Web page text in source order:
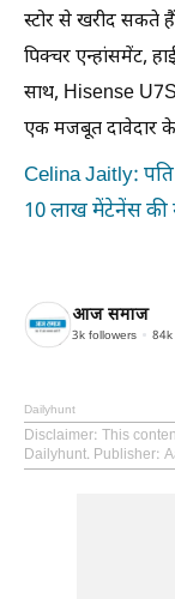
स्टोर से खरीद सकते
पिक्चर एन्हांसमेंट,
साथ, Hisense
एक मजबूत दावेदार के
Celina Jaitly:
10 लाख मेंटेनेंस की
आज समाज
3k followers 84k
Dailyhunt
Disclaimer: This
Dailyhunt. Publisher: